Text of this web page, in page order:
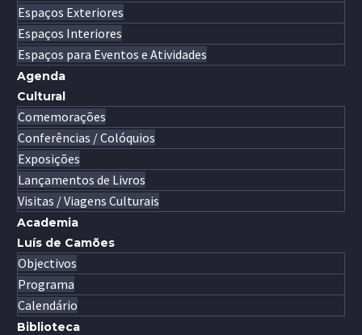
Espaços Exteriores
Espaços Interiores
Espaços para Eventos e Atividades
Agenda
Cultural
Comemorações
Conferências / Colóquios
Exposições
Lançamentos de Livros
Visitas / Viagens Culturais
Academia
Luís de Camões
Objectivos
Programa
Calendário
Biblioteca